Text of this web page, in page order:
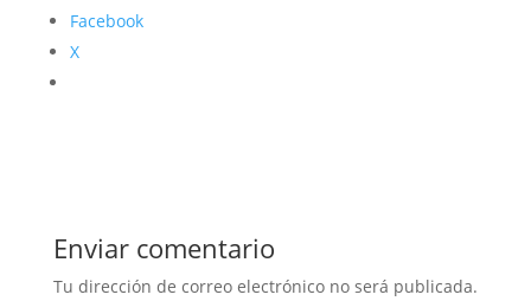
Facebook
X
Enviar comentario
Tu dirección de correo electrónico no será publicada.